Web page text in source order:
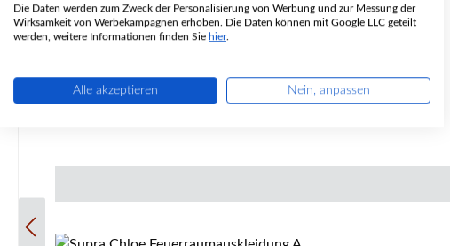
Die Daten werden zum Zweck der Personalisierung von Werbung und zur Messung der
Wirksamkeit von Werbekampagnen erhoben. Die Daten können mit Google LLC geteilt
werden, weitere Informationen finden Sie hier.
Alle akzeptieren Nein, anpassen